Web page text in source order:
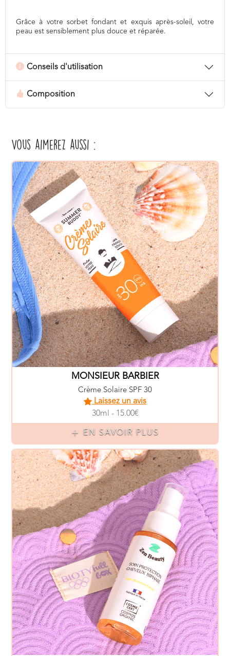
Grâce à votre sorbet fondant et exquis après-soleil, votre
peau est sensiblement plus douce et réparée.
Conseils d'utilisation
Composition
Vous aimerez aussi :
MONSIEUR BARBIER
Crème Solaire SPF 30
Laissez un avis
30ml - 15.00€
EN SAVOIR PLUS